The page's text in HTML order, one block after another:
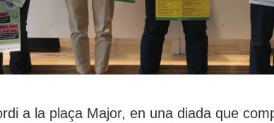
a la plaça Major, en una diada que